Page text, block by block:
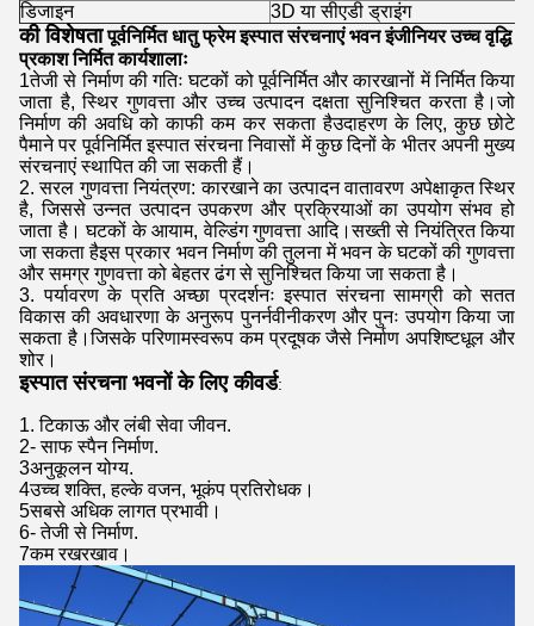
डिजाइन
3D या सीएडी ड्राइंग
की विशेषता पूर्वनिर्मित धातु फ्रेम इस्पात संरचनाएं भवन इंजीनियर उच्च वृद्धि
प्रकाश निर्मित कार्यशालाः
1तेजी से निर्माण की गतिः घटकों को पूर्वनिर्मित और कारखानों में निर्मित किया
जाता है, स्थिर गुणवत्ता और उच्च उत्पादन दक्षता सुनिश्चित करता है।जो
निर्माण की अवधि को काफी कम कर सकता हैउदाहरण के लिए, कुछ छोटे
पैमाने पर पूर्वनिर्मित इस्पात संरचना निवासों में कुछ दिनों के भीतर अपनी मुख्य
संरचनाएं स्थापित की जा सकती हैं।
2. सरल गुणवत्ता नियंत्रण: कारखाने का उत्पादन वातावरण अपेक्षाकृत स्थिर
है, जिससे उन्नत उत्पादन उपकरण और प्रक्रियाओं का उपयोग संभव हो
जाता है। घटकों के आयाम, वेल्डिंग गुणवत्ता आदि।सख्ती से नियंत्रित किया
जा सकता हैइस प्रकार भवन निर्माण की तुलना में भवन के घटकों की गुणवत्ता
और समग्र गुणवत्ता को बेहतर ढंग से सुनिश्चित किया जा सकता है।
3. पर्यावरण के प्रति अच्छा प्रदर्शनः इस्पात संरचना सामग्री को सतत
विकास की अवधारणा के अनुरूप पुनर्नवीनीकरण और पुनः उपयोग किया जा
सकता है।जिसके परिणामस्वरूप कम प्रदूषक जैसे निर्माण अपशिष्टधूल और
शोर।
इस्पात संरचना भवनों के लिए कीवर्ड:
1. टिकाऊ और लंबी सेवा जीवन.
2- साफ स्पैन निर्माण.
3अनुकूलन योग्य.
4उच्च शक्ति, हल्के वजन, भूकंप प्रतिरोधक।
5सबसे अधिक लागत प्रभावी।
6- तेजी से निर्माण.
7कम रखरखाव।